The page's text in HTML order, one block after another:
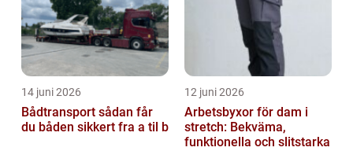
14 juni 2026
Bådtransport sådan får
du båden sikkert fra a til b
12 juni 2026
Arbetsbyxor för dam i
stretch: Bekväma,
funktionella och slitstarka